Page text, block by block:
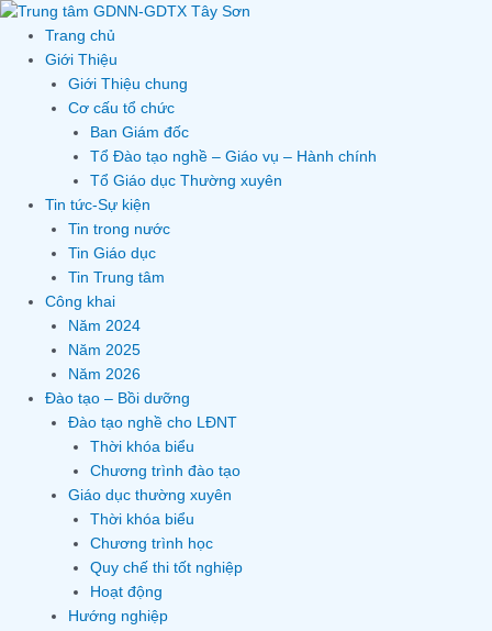
Skip
content
Trang chủ
Giới Thiệu
Giới Thiệu chung
Cơ cấu tổ chức
Ban Giám đốc
Tổ Đào tạo nghề – Giáo vụ – Hành chính
Tổ Giáo dục Thường xuyên
Tin tức-Sự kiện
Tin trong nước
Tin Giáo dục
Tin Trung tâm
Công khai
Năm 2024
Năm 2025
Năm 2026
Đào tạo – Bồi dưỡng
Đào tạo nghề cho LĐNT
Thời khóa biểu
Chương trình đào tạo
Giáo dục thường xuyên
Thời khóa biểu
Chương trình học
Quy chế thi tốt nghiệp
Hoạt động
Hướng nghiệp